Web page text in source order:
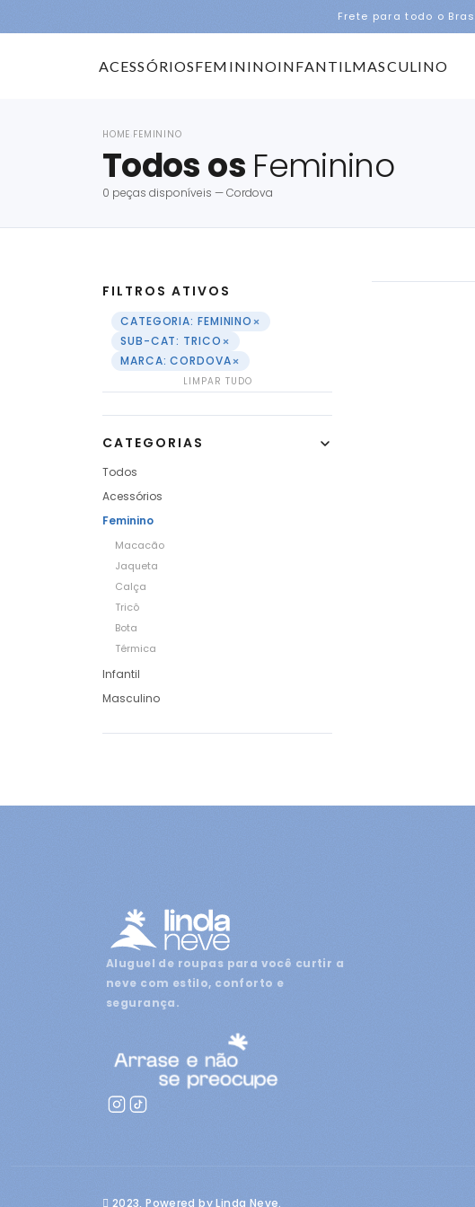
Frete para todo o
ACESSÓRIOSFEMININOINFANTILMASCULINO
HOME FEMININO
Todos os Feminino
0 peças disponíveis — Cordova
FILTROS ATIVOS
CATEGORIA: FEMININO×
SUB-CAT: TRICO×
MARCA: CORDOVA×
LIMPAR TUDO
CATEGORIAS
Todos
Acessórios
Feminino
Macacão
Jaqueta
Calça
Tricô
Bota
Térmica
Infantil
Masculino
Aluguel de roupas para você curtir a
neve com estilo, conforto e
segurança.
2023, Powered by Linda Neve.